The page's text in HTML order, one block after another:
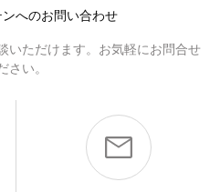
へのお問い合わせ
いただけます。お気軽にお問合せ
さい。